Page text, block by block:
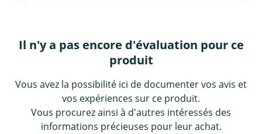
Il n'y a pas encore d'évaluation pour ce
produit
Vous avez la possibilité ici de documenter vos avis et
vos expériences sur ce produit.
Vous procurez ainsi à d'autres intéressés des
informations précieuses pour leur achat.